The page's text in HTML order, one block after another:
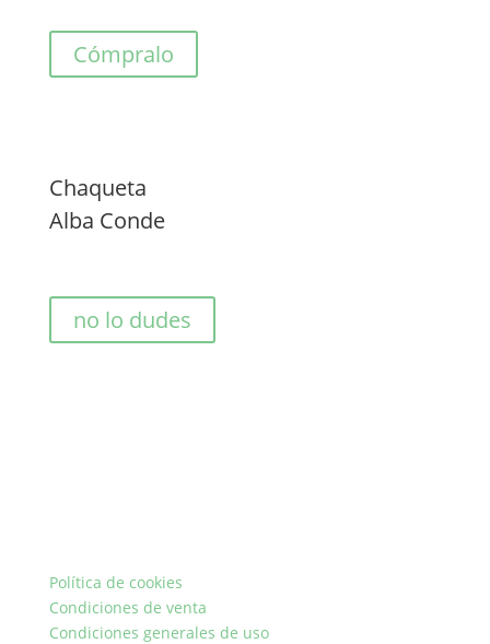
Cómpralo
Chaqueta
Alba Conde
no lo dudes
Política de cookies
Condiciones de venta
Condiciones generales de uso